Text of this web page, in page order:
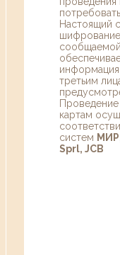
Настоящий
информация
третьим
картам
систем
Sprl, JCB